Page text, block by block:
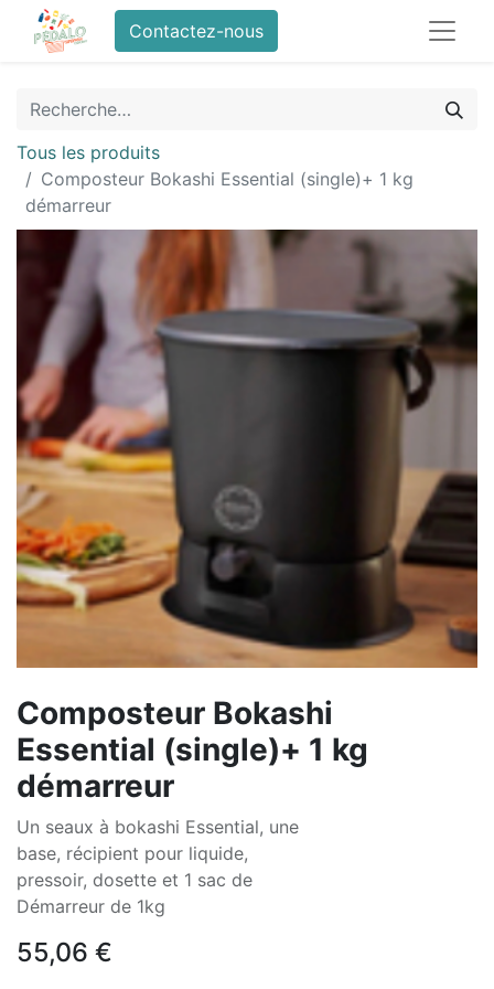
Contactez-nous
Tous les produits
Composteur Bokashi Essential (single)+ 1 kg
démarreur
Composteur Bokashi
Essential (single)+ 1 kg
démarreur
Un seaux à bokashi Essential, une
base, récipient pour liquide,
pressoir, dosette et 1 sac de
Démarreur de 1kg
55,06 €